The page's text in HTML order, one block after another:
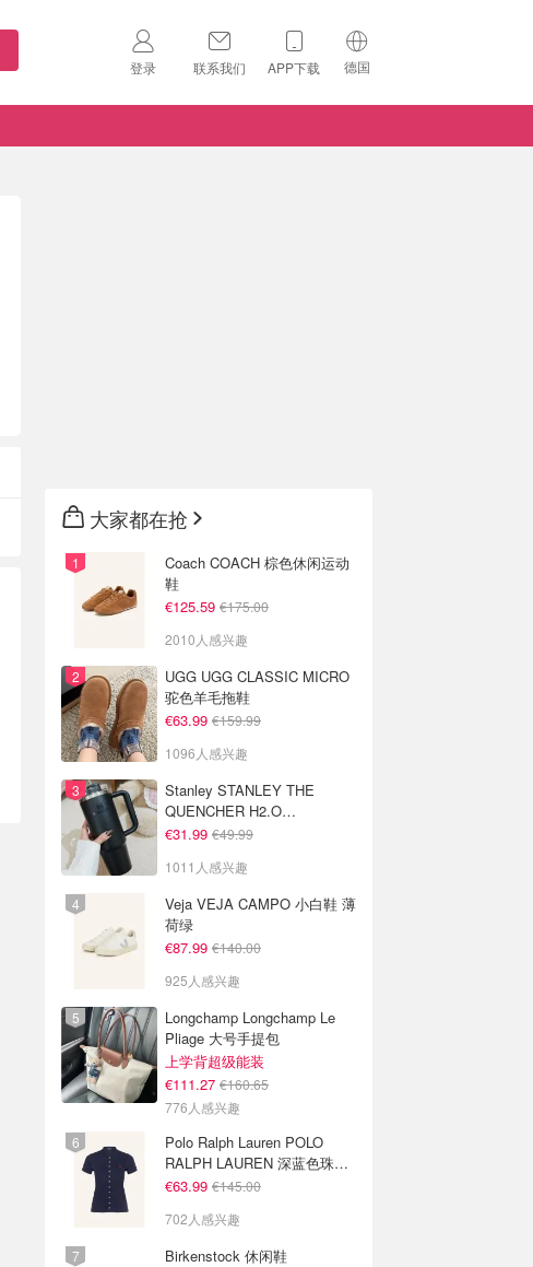
登录 联系我们 APP下载 德国
🇺🇸
大家都在抢
Coach COACH 棕色休闲运动
鞋
€125.59 €175.00
2010人感兴趣
UGG UGG CLASSIC MICRO
驼色羊毛拖鞋
€63.99 €159.99
1096人感兴趣
Stanley STANLEY THE
QUENCHER H2.O
FLOWSTATE 保温杯 1.18L 黑
€31.99 €49.99
1011人感兴趣
Veja VEJA CAMPO 小白鞋 薄
荷绿
€87.99 €140.00
925人感兴趣
Longchamp Longchamp Le
Pliage 大号手提包
上学背超级能装
€111.27 €160.65
776人感兴趣
Polo Ralph Lauren POLO
RALPH LAUREN 深蓝色珠地
布 Polo衫
€63.99 €145.00
702人感兴趣
Birkenstock 休闲鞋